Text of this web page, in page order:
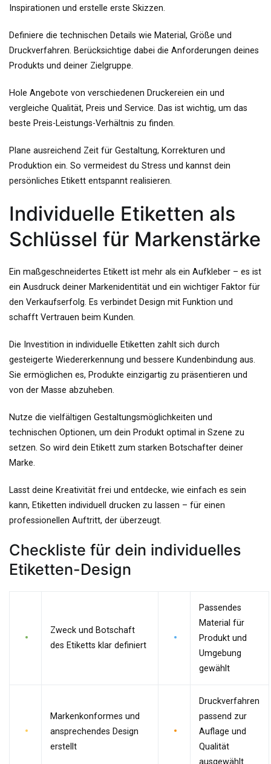
Inspirationen und erstelle erste Skizzen.
Definiere die technischen Details wie Material, Größe und
Druckverfahren. Berücksichtige dabei die Anforderungen deines
Produkts und deiner Zielgruppe.
Hole Angebote von verschiedenen Druckereien ein und
vergleiche Qualität, Preis und Service. Das ist wichtig, um das
beste Preis-Leistungs-Verhältnis zu finden.
Plane ausreichend Zeit für Gestaltung, Korrekturen und
Produktion ein. So vermeidest du Stress und kannst dein
persönliches Etikett entspannt realisieren.
Individuelle Etiketten als
Schlüssel für Markenstärke
Ein maßgeschneidertes Etikett ist mehr als ein Aufkleber – es ist
ein Ausdruck deiner Markenidentität und ein wichtiger Faktor für
den Verkaufserfolg. Es verbindet Design mit Funktion und
schafft Vertrauen beim Kunden.
Die Investition in individuelle Etiketten zahlt sich durch
gesteigerte Wiedererkennung und bessere Kundenbindung aus.
Sie ermöglichen es, Produkte einzigartig zu präsentieren und
von der Masse abzuheben.
Nutze die vielfältigen Gestaltungsmöglichkeiten und
technischen Optionen, um dein Produkt optimal in Szene zu
setzen. So wird dein Etikett zum starken Botschafter deiner
Marke.
Lasst deine Kreativität frei und entdecke, wie einfach es sein
kann, Etiketten individuell drucken zu lassen – für einen
professionellen Auftritt, der überzeugt.
Checkliste für dein individuelles
Etiketten-Design
Zweck und Botschaft
des Etiketts klar definiert
Passendes
Material für
Produkt und
Umgebung
gewählt
Markenkonformes und
ansprechendes Design
erstellt
Druckverfahren
passend zur
Auflage und
Qualität